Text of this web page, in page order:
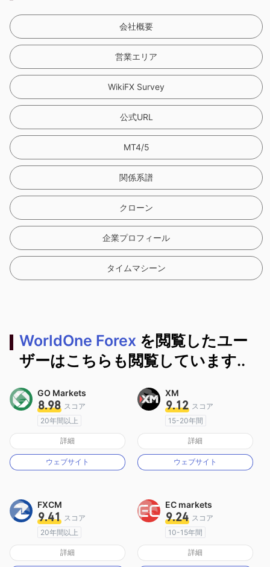
9
会社概要
営業エリア
WikiFX Survey
公式URL
MT4/5
関係系譜
クローン
企業プロフィール
タイムマシーン
WorldOne Forex を閲覧したユー
ザーはこちらも閲覧しています..
GO Markets
8.98 スコア
20年間以上
オーストラリア規制
マーケットメイキングライセンス（MM）
cTrader
詳細
ウェブサイト
XM
9.12 スコア
15-20年間
オーストラリア規制
マーケットメイキングライセンス（MM）
MT4フルライセンス
詳細
ウェブサイト
FXCM
9.41 スコア
20年間以上
オーストラリア規制
マーケットメイキングライセンス（MM）
詳細
EC markets
9.24 スコア
10-15年間
オーストラリア規制
マーケットメイキングライセンス（MM）
詳細